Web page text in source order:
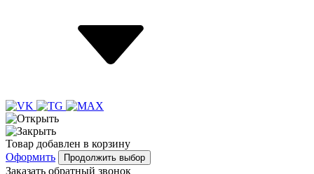
Товар добавлен в корзину
Оформить
Продолжить выбор
Заказать обратный звонок